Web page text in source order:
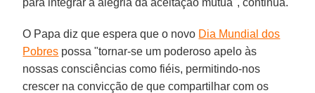
O Papa diz que espera que o novo Dia Mundial dos
Pobres possa "tornar-se um poderoso apelo às
nossas consciências como fiéis, permitindo-nos
crescer na convicção de que compartilhar com os